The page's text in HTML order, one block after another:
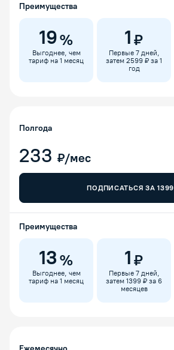
Преимущества
19%
Выгоднее, чем
тариф на 1 месяц
1 ₽
Первые 7 дней,
затем 2599 ₽ за 1
год
Полгода
233 ₽/мес
ПОДПИСАТЬСЯ ЗА1399
Преимущества
13 %
Выгоднее, чем
тариф на 1 месяц
1 ₽
Первые 7 дней,
затем 1399 ₽ за 6
месяцев